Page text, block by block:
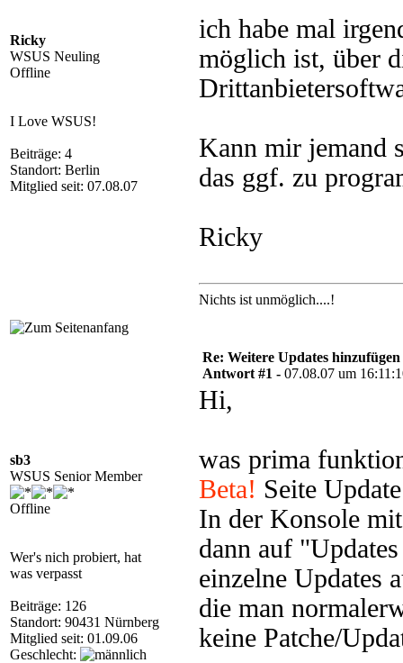
Ricky
WSUS Neuling
Offline
I Love WSUS!
Beiträge: 4
Standort: Berlin
Mitglied seit: 07.08.07
ich habe mal
möglich ist, über
Kann mir jemand
das ggf. zu
Ricky
Nichts ist unmöglich....!
sb3
WSUS Senior Member
Offline
Wer's nich probiert, hat
was verpasst
Beiträge: 126
Standort: 90431 Nürnberg
Mitglied seit: 01.09.06
Geschlecht:
Re: Weitere Updates hinzufügen
Antwort #1 - 07.08.07 um
Hi,
was prima
Beta! Seite
In der Konsole
dann auf
einzelne Updates
die man
keine Patche/